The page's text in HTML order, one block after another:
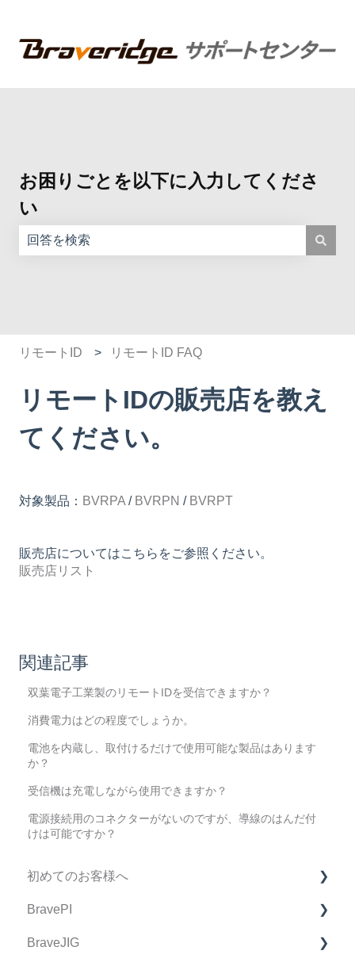
お困りごとを以下に入力してくださ
い
リモートID リモートID FAQ
リモートIDの販売店を教え
てください。
対象製品： BVRPA / BVRPN / BVRPT
販売店についてはこちらをご参照ください。
販売店リスト
関連記事
双葉電子工業製のリモートIDを受信できますか？
消費電力はどの程度でしょうか。
電池を内蔵し、取付けるだけで使用可能な製品はあります
か？
受信機は充電しながら使用できますか？
電源接続用のコネクターがないのですが、導線のはんだ付
けは可能ですか？
初めてのお客様へ
製品購入に関してのFAQ
BravePI
BravePI FAQ
BraveJIG